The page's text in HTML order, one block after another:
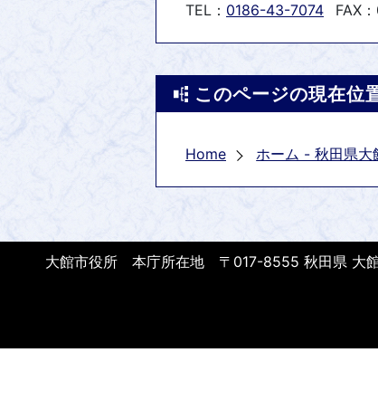
TEL： 0186-43-7074 FAX
このページの現在位
Home ホーム - 秋田県大
大館市役所 本庁所在地 〒017-8555 秋田県 大